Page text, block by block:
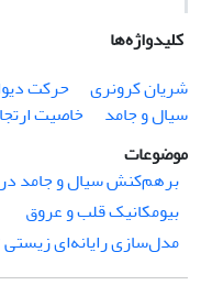
کلیدواژه‌ها
شریان کرونری
حرکت
سیال و جامد
خاصیت
موضوعات
برهم‌کنش سیال و جامد
بیومکانیک قلب و عروق
مدل‌سازی رایانه‌ای